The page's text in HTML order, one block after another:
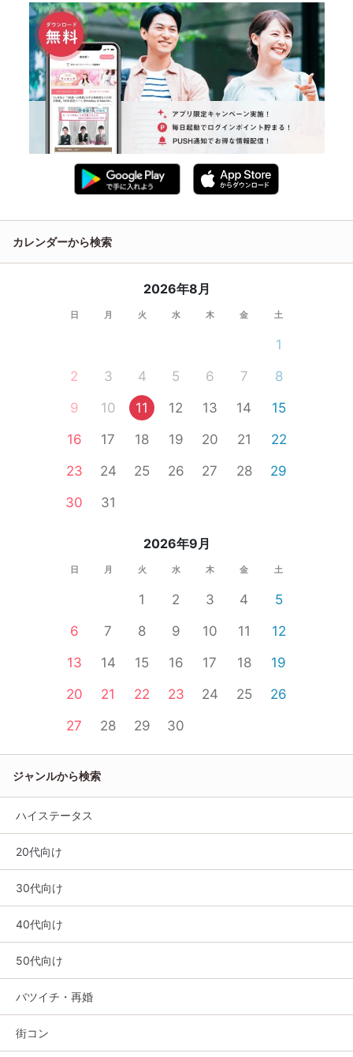
カレンダーから検索
2026年8月
日 月 火 水 木 金 土
1
2
3 4 5 6 7
8
9
10 11 12 13 14
15
16
17 18 19 20 21
22
23
24 25 26 27 28
29
30
31
2026年9月
日 月 火 水 木 金 土
1 2 3 4
5
6
7 8 9 10 11
12
13
14 15 16 17 18
19
20
21 22 23 24 25
26
27
28 29 30
ジャンルから検索
ハイステータス
20代向け
30代向け
40代向け
50代向け
バツイチ・再婚
街コン